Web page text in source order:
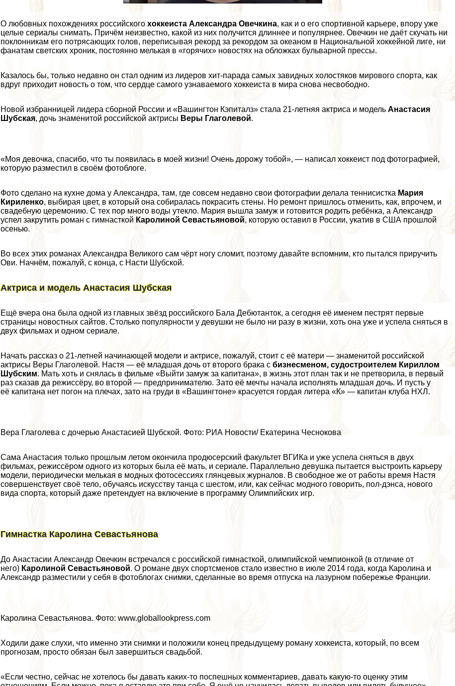
О любовных похождениях российскогохоккеиста Александра Овечкина, как и о его спортивной карьере, впору уже
целые сериалы снимать. Причём неизвестно, какой из них получится длиннее и популярнее. Овечкин не даёт скучать ни
поклонникам его потрясающих голов, переписывая рекорд за рекордом за океаном в Национальной хоккейной лиге, ни
фанатам светских хроник, постоянно мелькая в «горячих» новостях на обложках бульварной прессы.
Казалось бы, только недавно он стал одним из лидеров хит-парада самых завидных холостяков мирового спорта, как
вдруг приходит новость о том, что сердце самого узнаваемого хоккеиста в мира снова несвободно.
Новой избранницей лидера сборной России и «Вашингтон Кэпиталз» стала 21-летняя актриса и модельАнастасия
Шубская, дочь знаменитой российской актрисы Веры Глаголевой.
«Моя дeвoчка, спасибо, что ты появилась в моей жизни! Очень дорожу тобой», — написал хоккеист под фотографией,
которую разместил в своём фотоблоге.
Фото сделано на кухне дома у Александра, там, где совсем недавно свои фотографии делала теннисистка Мария
Кириленко, выбирая цвет, в который она собиралась покрасить стены. Но ремонт пришлось отменить, как, впрочем, и
свадебную церемонию. С тех пор много воды утекло. Мария вышла замуж и готовится родить ребёнка, а Александр
успел закрутить роман с гимнасткой Каролиной Севастьяновой, которую оставил в России, укатив в США прошлой
осенью.
Во всех этих романах Александра Великого сам чёрт ногу сломит, поэтому давайте вспомним, кто пытался приручить
Ови. Начнём, пожалуй, с конца, с Насти Шубской.
Актриса и модель Анастасия Шубская
Ещё вчера она была одной из главных звёзд российского Бала Дебютанток, а сегодня её именем пестрят первые
страницы новостных сайтов. Столько популярности у дeвyшки не было ни разу в жизни, хоть она уже и успела сняться в
двух фильмах и одном сериале.
Начать рассказ о 21-летней начинающей модели и актрисе, пожалуй, стоит с её матери — знаменитой российской
актрисы Веры Глаголевой. Настя — её младшая дочь от второго бpaка сбизнесменом, судостроителем Кириллом
Шубским. Мать хоть и снялась в фильме «Выйти замуж за капитана», в жизнь этот план так и не претворила, в первый
раз сказав да режиссёру, во второй — предпринимателю. Зато её мечты начала исполнять младшая дочь. И пусть у
её капитана нет погон на плечах, зато на гpyди в «Вашингтоне» красуется гордая литера «К» — капитан клуба НХЛ.
Вера Глаголева с дочерью Анастасией Шубской. Фото: РИА Новости/ Екатерина Чеснокова
Сама Анастасия только прошлым летом окончила продюсерский факультет ВГИКа и уже успела сняться в двух
фильмах, режиссёром одного из которых была её мать, и сериале. Параллельно дeвyшка пытается выстроить карьеру
модели, периодически мелькая в модных фотосессиях глянцевых журналов. В свободное же от работы время Настя
совершенствует своё тело, обучаясь искусству танца с шестом, или, как сейчас модного говорить, пол-дэнса, нового
вида спорта, который даже претендует на включение в программу Олимпийских игр.
Гимнастка Каролина Севастьянова
До Анастасии Александр Овечкин встречался с российской гимнасткой, олимпийской чемпионкой (в отличие от
него) Каролиной Севастьяновой. О романе двух спортсменов стало известно в июле 2014 года, когда Каролина и
Александр разместили у себя в фотоблогах снимки, сделанные во время отпуска на лазурном побережье Франции.
Каролина Севастьянова. Фото: www.globallookpress.com
Ходили даже слухи, что именно эти снимки и положили конец предыдущему роману хоккеиста, который, по всем
прогнозам, просто обязан был завершиться свадьбой.
«Если честно, сейчас не хотелось бы давать каких-то поспешных комментариев, давать какую-то оценку этим